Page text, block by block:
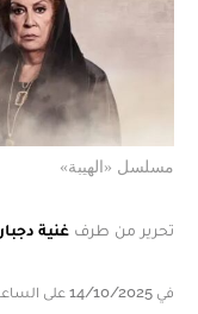
مسلسل «الهيبة»
تحرير من طرف غنية دجبار
في 14/10/2025 على الساعة 08:00